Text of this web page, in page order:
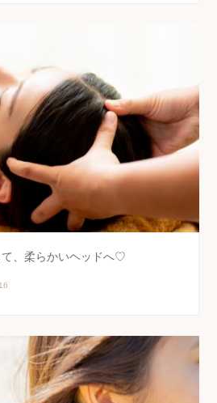
、柔らかいヘッドへ♡